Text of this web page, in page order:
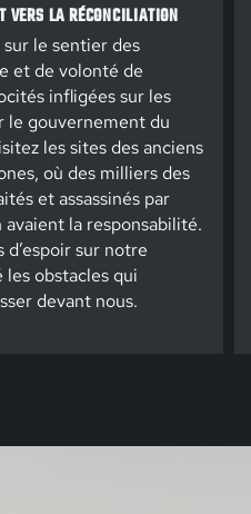
VERS LA RÉCONCILIATION
le sentier des
et de volonté de
infligées sur les
le gouvernement du
les sites des anciens
où des milliers des
et assassinés par
la responsabilité.
sur notre
obstacles qui
devant nous.